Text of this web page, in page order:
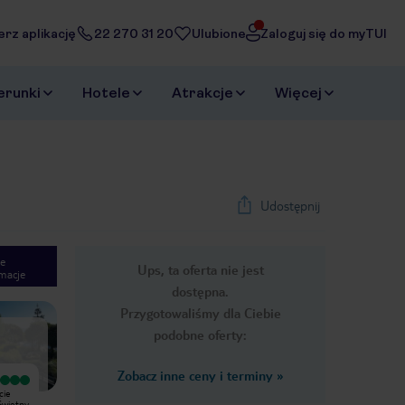
aplikację 22 270 31 20 Ulubione Zaloguj się do myTUI
Hotele Atrakcje Więcej
Udostępnij
Ups, ta oferta nie jest
dostępna.
Przygotowaliśmy dla Ciebie
podobne oferty:
Zobacz inne ceny i terminy »
Next slide
1/33